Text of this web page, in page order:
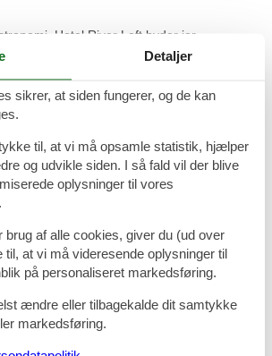
Hotel River Loft byder jer
vestkyst, lige der hvor Kielerkanalen
m² moderne, lyse værelser med gulv til loft
skrivebord, smart TV og meget mere.
muligt for jer at tilpasse jeres ophold med det
velvære, som I har brug for.
til microneedling og
på udvalgte dage.
Detaljer
sikrer, at siden fungerer, og de kan
til, at vi må opsamle statistik, hjælper
og udvikle siden. I så fald vil der blive
oplysninger til vores
brug af alle cookies, giver du (ud over
at vi må videresende oplysninger til
på personaliseret markedsføring.
ændre eller tilbagekalde dit samtykke
markedsføring.